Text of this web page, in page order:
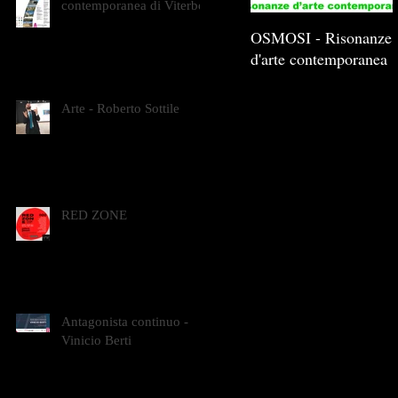
contemporanea di Viterbo
Arte - Roberto Sottile
RED ZONE
Antagonista continuo -
Vinicio Berti
OSMOSI - Risonanze
d'arte contemporanea